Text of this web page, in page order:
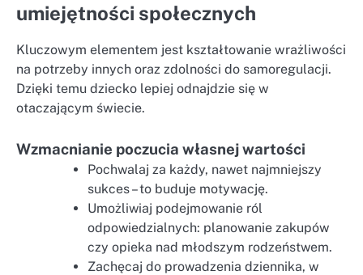
umiejętności społecznych
Kluczowym elementem jest kształtowanie wrażliwości
na potrzeby innych oraz zdolności do samoregulacji.
Dzięki temu dziecko lepiej odnajdzie się w
otaczającym świecie.
Wzmacnianie poczucia własnej wartości
Pochwalaj za każdy, nawet najmniejszy
sukces – to buduje motywację.
Umożliwiaj podejmowanie ról
odpowiedzialnych: planowanie zakupów
czy opieka nad młodszym rodzeństwem.
Zachęcaj do prowadzenia dziennika, w